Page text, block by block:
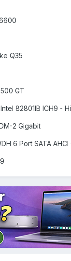
Q35
GT
82801IB ICH9 -
2 Gigabit
6 Port SATA